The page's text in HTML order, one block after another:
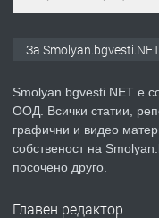
ПРЕДЛАГА
За Smolyan.bgvesti.NET
Smolyan.bgvesti.NET е
ООД. Всички статии,
графични и видео
собственост на
посочено друго.
Главен редактор